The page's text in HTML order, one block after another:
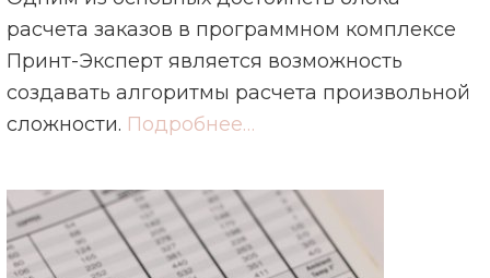
расчета заказов в программном комплексе
Принт-Эксперт является возможность
создавать алгоритмы расчета произвольной
сложности. Подробнее…